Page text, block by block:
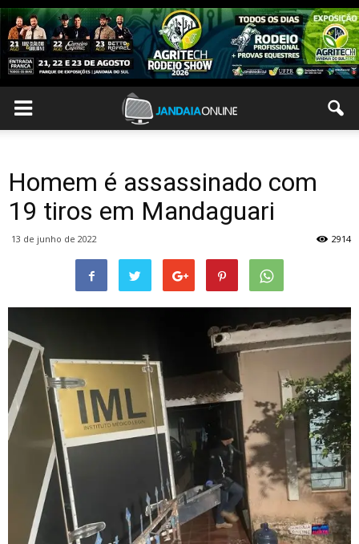
Homem é assassinado com
19 tiros em Mandaguari
13 de junho de 2022 2914